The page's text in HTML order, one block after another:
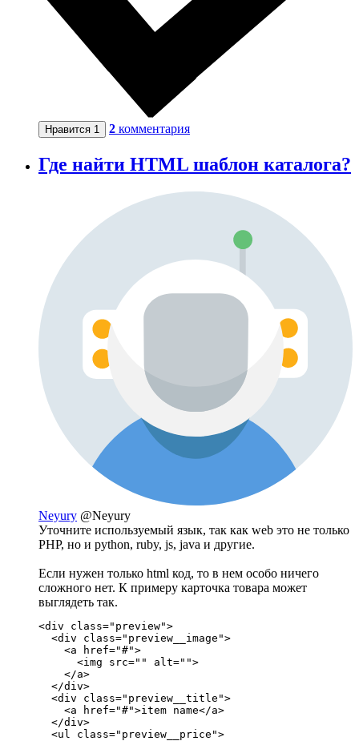
Нравится 1 2 комментария
Где найти HTML шаблон каталога?
Neyury @Neyury
Уточните используемый язык, так как web это не только
PHP, но и python, ruby, js, java и другие.
Если нужен только html код, то в нем особо ничего
сложного нет. К примеру карточка товара может
выглядеть так.
<div class="preview">
  <div class="preview__image">
    <a href="#">
      <img src="" alt="">
    </a>
  </div>
  <div class="preview__title">
    <a href="#">item name</a>
  </div>
  <ul class="preview__price">